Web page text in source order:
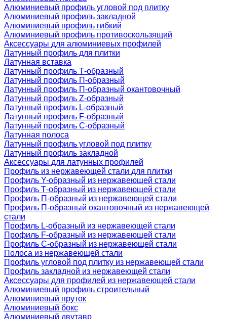
Алюминиевый профиль угловой под плитку
Алюминиевый профиль закладной
Алюминиевый профиль гибкий
Алюминиевый профиль противоскользящий
Аксессуары для алюминиевых профилей
Латунный профиль для плитки
Латунная вставка
Латунный профиль Т-образный
Латунный профиль П-образный
Латунный профиль П-образный окантовочный
Латунный профиль Z-образный
Латунный профиль L-образный
Латунный профиль F-образный
Латунный профиль C-образный
Латунная полоса
Латунный профиль угловой под плитку
Латунный профиль закладной
Аксессуары для латунных профилей
Профиль из нержавеющей стали для плитки
Профиль Y-образный из нержавеющей стали
Профиль Т-образный из нержавеющей стали
Профиль П-образный из нержавеющей стали
Профиль П-образный окантовочный из нержавеющей
стали
Профиль L-образный из нержавеющей стали
Профиль F-образный из нержавеющей стали
Профиль C-образный из нержавеющей стали
Полоса из нержавеющей стали
Профиль угловой под плитку из нержавеющей стали
Профиль закладной из нержавеющей стали
Аксессуары для профилей из нержавеющей стали
Алюминиевый профиль строительный
Алюминиевый пруток
Алюминиевый бокс
Алюминиевый двутавр